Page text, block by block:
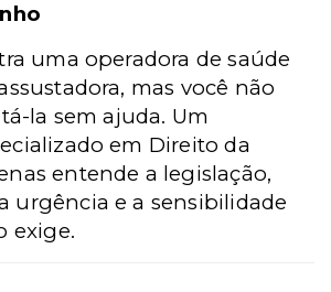
uma operadora de saúde
mas você não
la sem ajuda. Um
em Direito da
entende a legislação,
urgência e a sensibilidade
exige.